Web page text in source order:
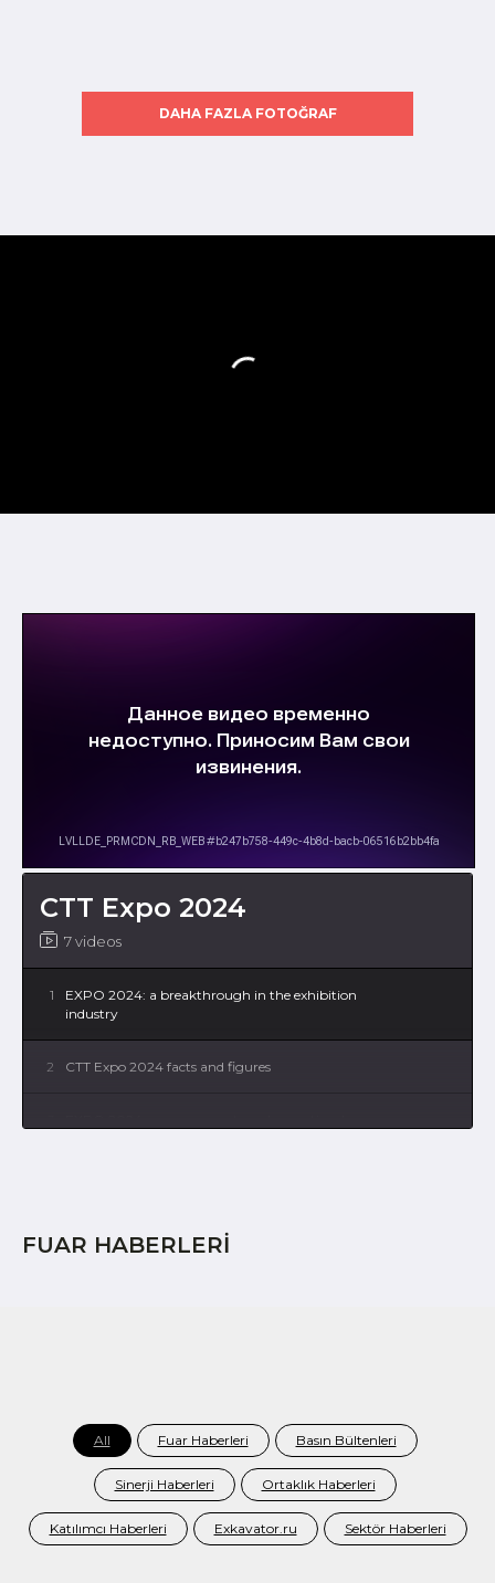
DAHA FAZLA FOTOĞRAF
CTT Expo 2024
7 videos
1
EXPO 2024: a breakthrough in the exhibition
industry
2 CTT Expo 2024 facts and figures
FUAR HABERLERİ
All Fuar Haberleri Basın Bültenleri
Sinerji Haberleri Ortaklık Haberleri
Katılımcı Haberleri Exkavator.ru Sektör Haberleri